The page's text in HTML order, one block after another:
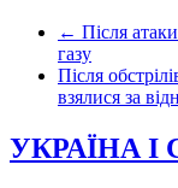
← Після
газу
Після
взялися за
УКРАЇНА І